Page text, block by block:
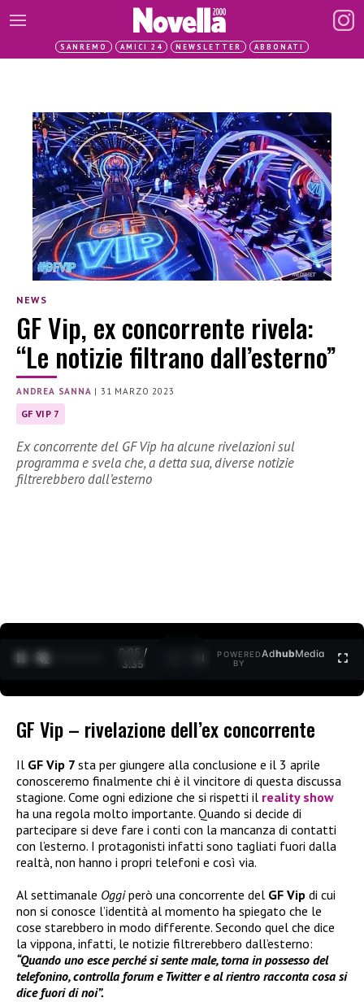
SANREMO AMICI 24 NEWSLETTER ABBONATI
NEWS
GF Vip, ex concorrente rivela:
“Le notizie filtrano dall’esterno”
ANDREA SANNA |31 MARZO 2023
GF VIP 7
Ex concorrente del GF Vip ha alcune rivelazioni sul
programma e svela che, a detta sua, diverse notizie
filtrerebbero dall’esterno
0:06 /
3:35
POWERED
BY
AdhubMedia
GF Vip – rivelazione dell’ex concorrente
Il GF Vip 7 sta per giungere alla conclusione e il 3 aprile
conosceremo finalmente chi è il vincitore di questa discussa
stagione. Come ogni edizione che si rispetti il reality show
ha una regola molto importante. Quando si decide di
partecipare si deve fare i conti con la mancanza di contatti
con l’esterno. I protagonisti infatti sono tagliati fuori dalla
realtà, non hanno i propri telefoni e così via.
Al settimanale Oggiperò una concorrente del GF Vip di cui
non si conosce l’identità al momento ha spiegato che le
cose starebbero in modo differente. Secondo quel che dice
la vippona, infatti, le notizie filtrerebbero dall’esterno:
“Quando uno esce perché si sente male, torna in possesso del
telefonino, controlla forum e Twitter e al rientro racconta cosa si
dice fuori di noi”.